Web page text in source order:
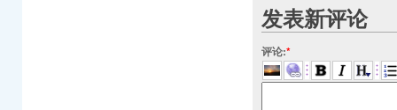
发表新评论
评论:*